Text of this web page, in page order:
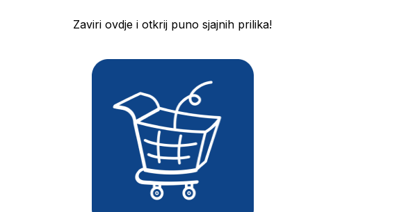
Zaviri ovdje i otkrij puno sjajnih prilika!